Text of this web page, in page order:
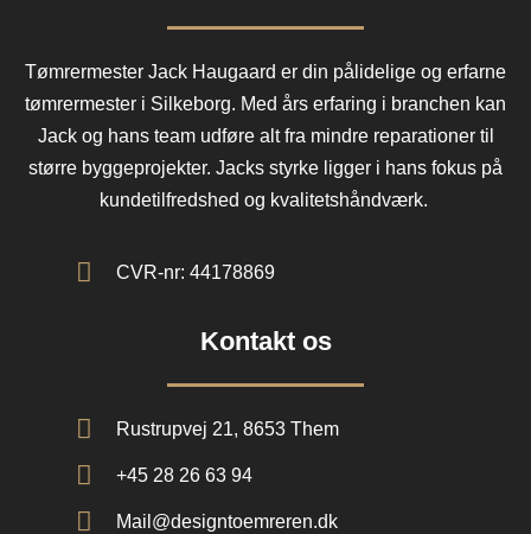
Tømrermester Jack Haugaard er din pålidelige og erfarne
tømrermester i Silkeborg. Med års erfaring i branchen kan
Jack og hans team udføre alt fra mindre reparationer til
større byggeprojekter. Jacks styrke ligger i hans fokus på
kundetilfredshed og kvalitetshåndværk.
CVR-nr: 44178869
Kontakt os
Rustrupvej 21, 8653 Them
+45 28 26 63 94
Mail@designtoemreren.dk